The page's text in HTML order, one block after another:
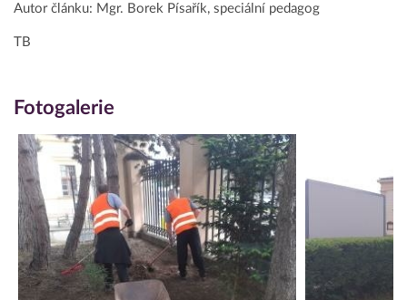
Autor článku: Mgr. Borek Písařík, speciální pedagog
TB
Fotogalerie